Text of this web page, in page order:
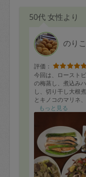
50代 女性より
のりこ
評価：
今回は、ロースト
の梅蒸し、煮込み
し、切り干し大根
とキノコのマリネ
イモの蒸し揚げな
きました。少しで
ていきたいと思い
ったです！
もっと見る